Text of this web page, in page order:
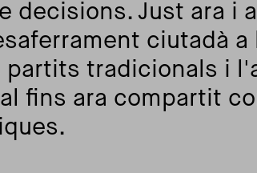
decisions. Just ara i
ciutadà
partits tradicionals i
fins ara compartit